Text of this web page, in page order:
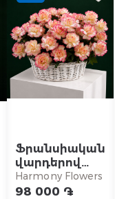
Ֆրանսիական
վարդերով
կոմպոզիցիա
Harmony Flowers
98 000 ֏